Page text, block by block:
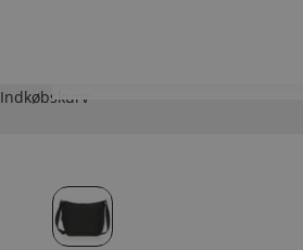
Indkøbskurv